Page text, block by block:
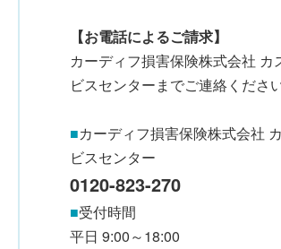
【お電話によるご請求】
カーディフ損害保険株式会社 カ
ビスセンターまでご連絡ください
■カーディフ損害保険株式会社
ビスセンター
0120-823-270
■受付時間
平日 9:00～18:00